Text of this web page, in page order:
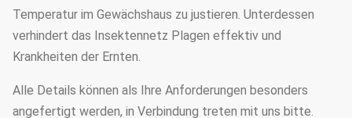
Temperatur im Gewächshaus zu justieren. Unterdessen
verhindert das Insektennetz Plagen effektiv und
Krankheiten der Ernten.
Alle Details können als Ihre Anforderungen besonders
angefertigt werden, in Verbindung treten mit uns bitte.